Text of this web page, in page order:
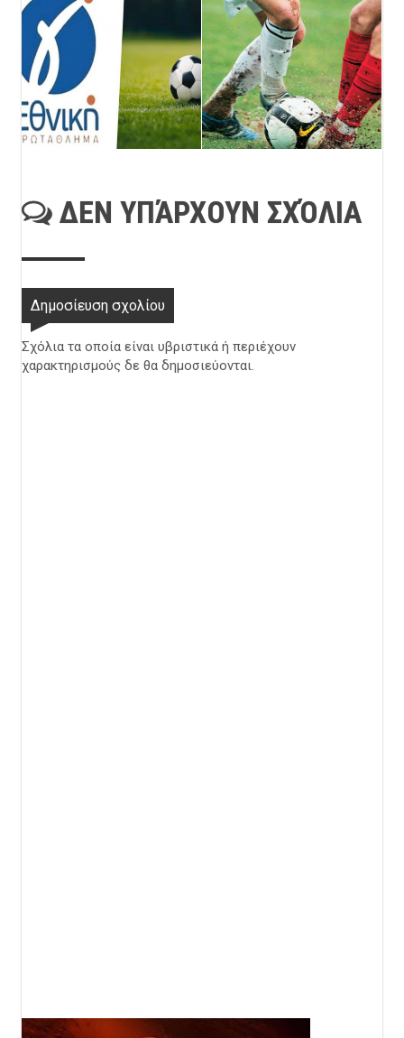
ΔΕΝ ΥΠΆΡΧΟΥΝ ΣΧΌΛΙΑ
Δημοσίευση σχολίου
Σχόλια τα οποία είναι υβριστικά ή περιέχουν
χαρακτηρισμούς δε θα δημοσιεύονται.